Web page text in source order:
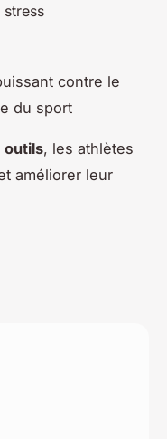
stress
contre le
du sport
outils, les athlètes
améliorer leur